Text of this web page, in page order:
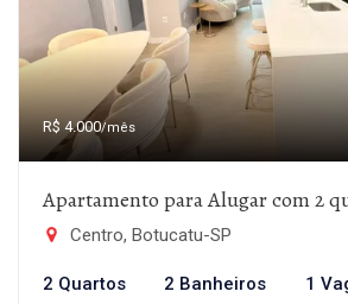
R$ 4.000/mês
Apartamento para Alugar com 2
Centro, Botucatu-SP
2 Quartos 2 Banheiros 1